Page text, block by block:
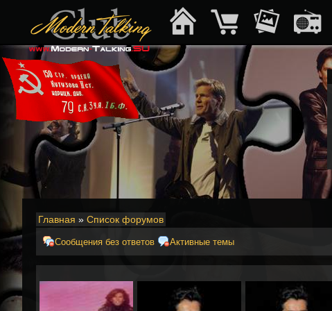
Главная » Список форумов
Сообщения без ответов Активные темы